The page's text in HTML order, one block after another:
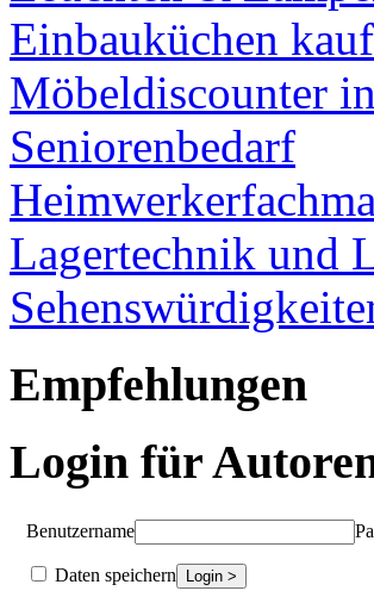
Einbauküchen
Möbeldiscounter
Seniorenbedarf
Lagertechnik und
Empfehlungen
Login für
Benutzername
Daten speichern